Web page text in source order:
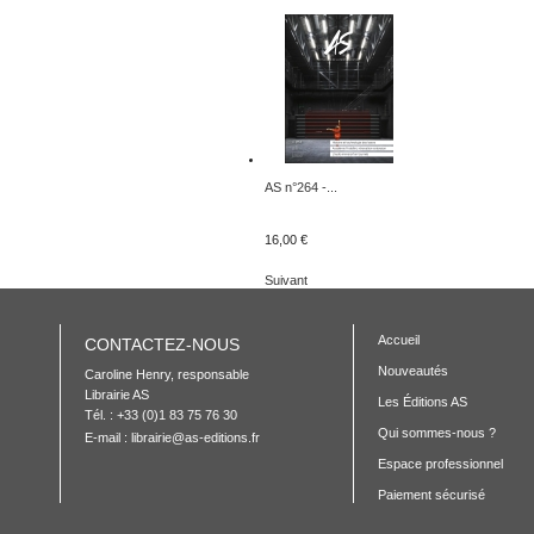
AS n°264 -...
16,00 €
Suivant
CONTACTEZ-NOUS
Caroline Henry, responsable
Librairie AS
Tél. : +33 (0)1 83 75 76 30
E-mail : librairie@as-editions.fr
Accueil
Nouveautés
Les Éditions AS
Qui sommes-nous ?
Espace professionnel
Paiement sécurisé